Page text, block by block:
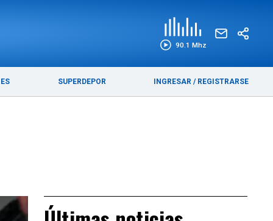
90.1 Mhz
SUPERDEPOR INGRESAR / REGISTRARSE